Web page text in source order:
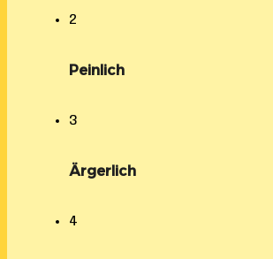
2
Peinlich
3
Ärgerlich
4